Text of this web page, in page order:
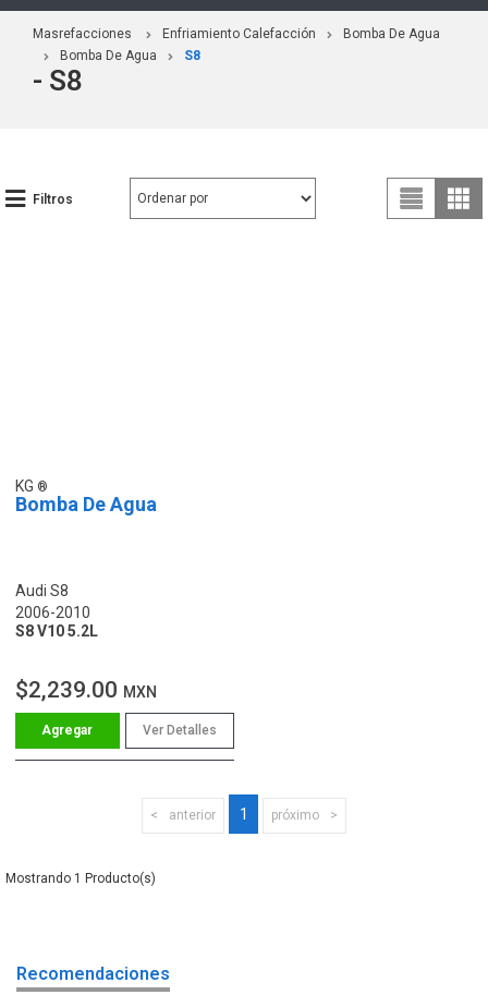
Masrefacciones Enfriamiento Calefacción
Bomba De Agua
Bomba De Agua
S8
- S8
Filtros
KG
Bomba De Agua
Audi S8
2006-2010
S8 V10 5.2L
$2,239.00 MXN
Ver Detalles
anterior 1 próximo
1
Recomendaciones